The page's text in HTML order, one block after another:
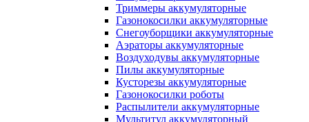
Триммеры аккумуляторные
Газонокосилки аккумуляторные
Снегоуборщики аккумуляторные
Аэраторы аккумуляторные
Воздуходувы аккумуляторные
Пилы аккумуляторные
Кусторезы аккумуляторные
Газонокосилки роботы
Распылители аккумуляторные
Мультитул аккумуляторный